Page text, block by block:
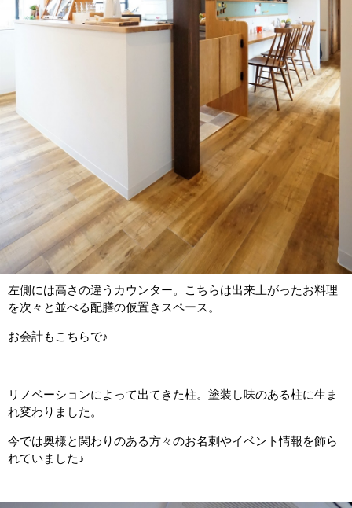
左側には高さの違うカウンター。こちらは出来上がったお料理
を次々と並べる配膳の仮置きスペース。
お会計もこちらで♪
リノベーションによって出てきた柱。塗装し味のある柱に生ま
れ変わりました。
今では奥様と関わりのある方々のお名刺やイベント情報を飾ら
れていました♪